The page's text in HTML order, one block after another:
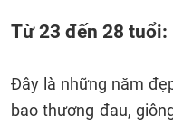
Từ 23 đến 28 tuổi:
Đây là những năm
bao thương đau,